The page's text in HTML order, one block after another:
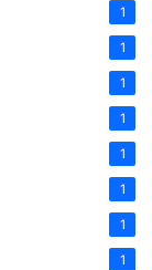
1
1
1
1
1
1
1
1